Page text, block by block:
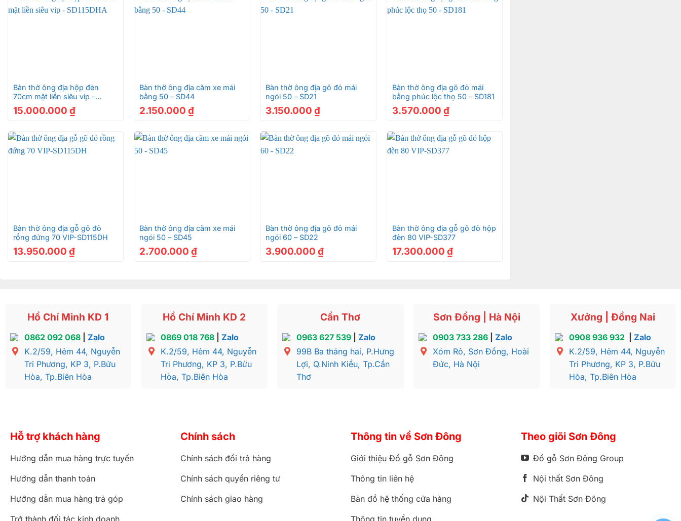
Bàn thờ ông địa hộp đèn
70cm mặt liền siêu vip –
SD115DHA
15.000.000 ₫
Bàn thờ ông địa căm xe mái
bằng 50 – SD44
2.150.000₫
Bàn thờ ông địa gõ đỏ mái
ngói 50 – SD21
3.150.000₫
Bàn thờ ông địa gõ đỏ mái
bằng phúc lộc thọ 50 – SD181
3.570.000 ₫
Bàn thờ ông địa gỗ gõ đỏ
rồng đứng 70 VIP-SD115DH
13.950.000 ₫
Bàn thờ ông địa căm xe mái
ngói 50 – SD45
2.700.000₫
Bàn thờ ông địa gõ đỏ mái
ngói 60 – SD22
3.900.000₫
Bàn thờ ông địa gỗ gõ đỏ hộp
đèn 80 VIP-SD377
17.300.000 ₫
Hồ Chí Minh KD 1
0862 092 068| Zalo
K.2/59, Hẻm 44, Nguyễn
Tri Phương, KP 3, P.Bửu
Hòa, Tp.Biên Hòa
Hồ Chí Minh KD 2
0869 018 768| Zalo
K.2/59, Hẻm 44, Nguyễn
Tri Phương, KP 3, P.Bửu
Hòa, Tp.Biên Hòa
Cần Thơ
0963 627 539 |Zalo
99B Ba tháng hai, P.Hưng
Lợi, Q.Ninh Kiều, Tp.Cần
Thơ
Sơn Đồng | Hà Nội
0903 733 286 |Zalo
Xóm Rô, Sơn Đồng, Hoài
Đức, Hà Nội
Xưởng | Đồng Nai
0908 936 932
Zalo
K.2/59, Hẻm 44, Nguyễn
Tri Phương, KP 3, P.Bửu
Hòa, Tp.Biên Hòa
Hỗ trợ khách hàng
Hướng dẫn mua hàng trực tuyến
Hướng dẫn thanh toán
Hướng dẫn mua hàng trả góp
Chính sách
Chính sách đổi trả hàng
Chính sách quyền riêng tư
Chính sách giao hàng
Thông tin về Sơn Đông
Giới thiệu Đồ gỗ Sơn Đông
Thông tin liên hệ
Bản đồ hệ thống cửa hàng
Theo giõi Sơn Đông
Đồ gỗ Sơn Đông Group
Nội thất Sơn Đông
Nội Thất Sơn Đông